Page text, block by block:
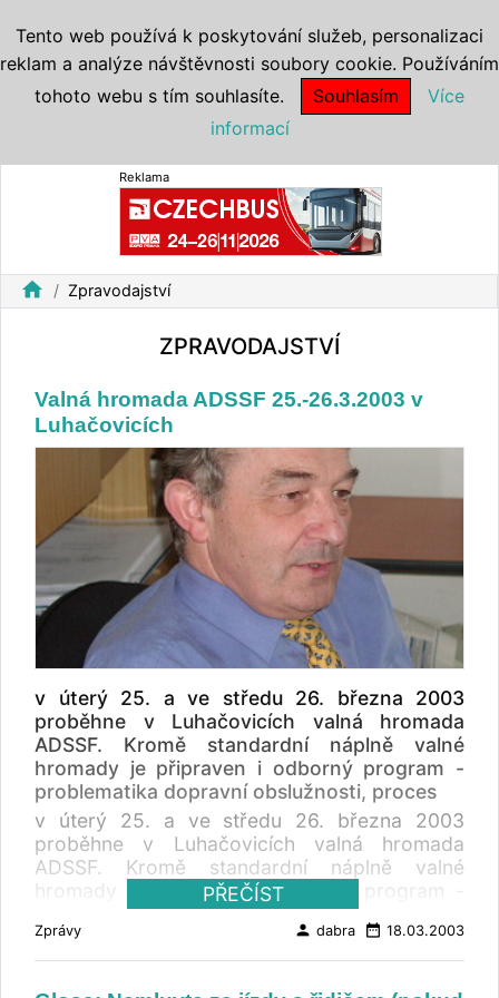
Reklama
home Zpravodajství
ZPRAVODAJSTVÍ
Valná hromada ADSSF 25.-26.3.2003 v
Luhačovicích
v úterý 25. a ve středu 26. března 2003
proběhne v Luhačovicích valná hromada
ADSSF. Kromě standardní náplně valné
hromady je připraven i odborný program -
problematika dopravní obslužnosti, proces
v úterý 25. a ve středu 26. března 2003
proběhne v Luhačovicích valná hromada
ADSSF. Kromě standardní náplně valné
hromady je připraven i odborný program -
problematika dopravní obslužnosti, proces
integrace do EU, tématika mezinárodní
kamionové dopravy, změny v legislativě ap.
PŘEČÍST
Zprávy person dabra date_range 18.03.2003
Tento web používá k poskytování služeb, personalizaci
reklam a analýze návštěvnosti soubory cookie. Používáním
tohoto webu s tím souhlasíte.
Souhlasím
Více
informací